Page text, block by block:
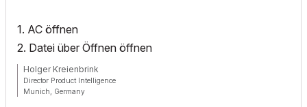
1. AC öffnen
2. Datei über Öffnen öffnen
Holger Kreienbrink
Director Product Intelligence
Munich, Germany